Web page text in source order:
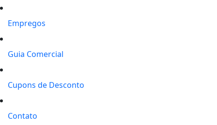
Empregos
Guia Comercial
Cupons de Desconto
Contato